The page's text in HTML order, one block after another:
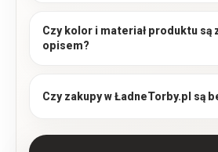
Czy kolor i materiał produktu są
opisem?
Czy zakupy w ŁadneTorby.pl są